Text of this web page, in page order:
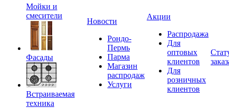
Мойки и
смесители
Фасады
Встраиваемая
техника
Новости
Рондо-
Пермь
Парма
Магазин
распродаж
Услуги
Акции
Распродажа
Для
оптовых
клиентов
Для
розничных
клиентов